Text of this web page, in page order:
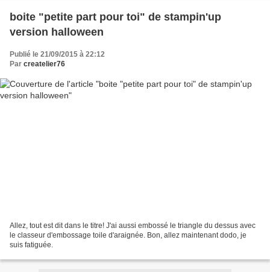
boite "petite part pour toi" de stampin'up
version halloween
Publié le 21/09/2015 à 22:12
Par createlier76
Allez, tout est dit dans le titre! J'ai aussi embossé le triangle du dessus avec
le classeur d'embossage toile d'araignée. Bon, allez maintenant dodo, je
suis fatiguée.